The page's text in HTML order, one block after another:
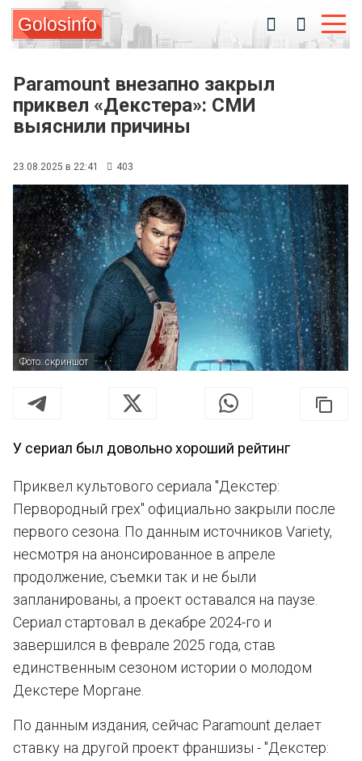
Golosinfo
Paramount внезапно закрыл
приквел «Декстера»: СМИ
выяснили причины
23.08.2025 в 22:41 403
Фото: скриншот
У сериал был довольно хороший рейтинг
Приквел культового сериала "Декстер:
Первородный грех" официально закрыли после
первого сезона. По данным источников Variety,
несмотря на анонсированное в апреле
продолжение, съемки так и не были
запланированы, а проект оставался на паузе.
Сериал стартовал в декабре 2024-го и
завершился в феврале 2025 года, став
единственным сезоном истории о молодом
Декстере Моргане.
По данным издания, сейчас Paramount делает
ставку на другой проект франшизы - "Декстер: